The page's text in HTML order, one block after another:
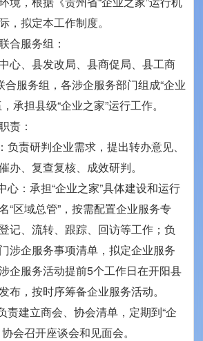
，拟定本工作制度。
服务组：
心、县发改局、县商促局、县工商
合服务组，各涉企服务部门组成“企业
承担县级“企业之家”运行工作。
责：
负责研判企业需求，提出转办意见、
办、复查复核、成效研判。
心：承担“企业之家”具体建设和运行
“区域总管”，按需配置企业服务专
记、流转、跟踪、回访等工作；负
涉企服务事项清单，拟定企业服务
企服务活动提前5个工作日在开阳县
布，按时序筹备企业服务活动。
责建立商会、协会清单，定期到“企
会召开座谈会和见面会。